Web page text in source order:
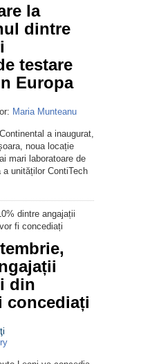
la
dintre
testare
Europa
Maria Munteanu
a inaugurat,
noua locație
mari laboratoare de
unităților ContiTech
din
concediați